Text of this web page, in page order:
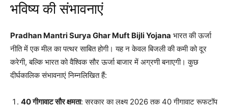
भविष्य की संभावनाएं
Pradhan Mantri Surya Ghar Muft Bijli Yojana भारत की ऊर्जा
नीति में एक मील का पत्थर साबित होगी। यह न केवल बिजली की कमी को दूर
करेगी, बल्कि भारत को वैश्विक सौर ऊर्जा बाजार में अग्रणी बनाएगी। कुछ
दीर्घकालिक संभावनाएं निम्नलिखित हैं:
40 गीगावाट सौर क्षमता: सरकार का लक्ष्य 2026 तक 40 गीगावाट रूफटॉप